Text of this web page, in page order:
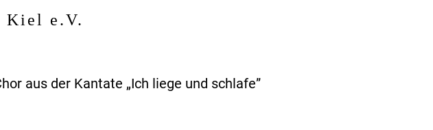
Kiel e.V.
aus der Kantate „Ich liege und schlafe”